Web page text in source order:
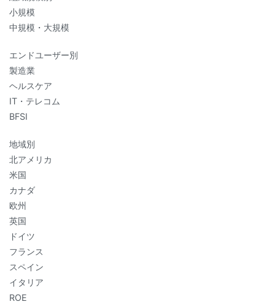
小規模
中規模・大規模
エンドユーザー別
製造業
ヘルスケア
IT・テレコム
BFSI
地域別
北アメリカ
米国
カナダ
欧州
英国
ドイツ
フランス
スペイン
イタリア
ROE